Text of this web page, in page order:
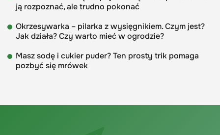
ją rozpoznać, ale trudno pokonać
Okrzesywarka – pilarka z wysięgnikiem. Czym jest?
Jak działa? Czy warto mieć w ogrodzie?
Masz sodę i cukier puder? Ten prosty trik pomaga
pozbyć się mrówek